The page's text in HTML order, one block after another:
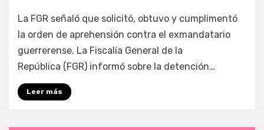
porFernando Miranda Servín
La FGR señaló que solicitó, obtuvo y cumplimentó
la orden de aprehensión contra el exmandatario
guerrerense. La Fiscalía General de la
República (FGR) informó sobre la detención…
Leer más